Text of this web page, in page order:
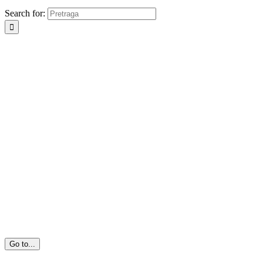
Search for:
Go to...